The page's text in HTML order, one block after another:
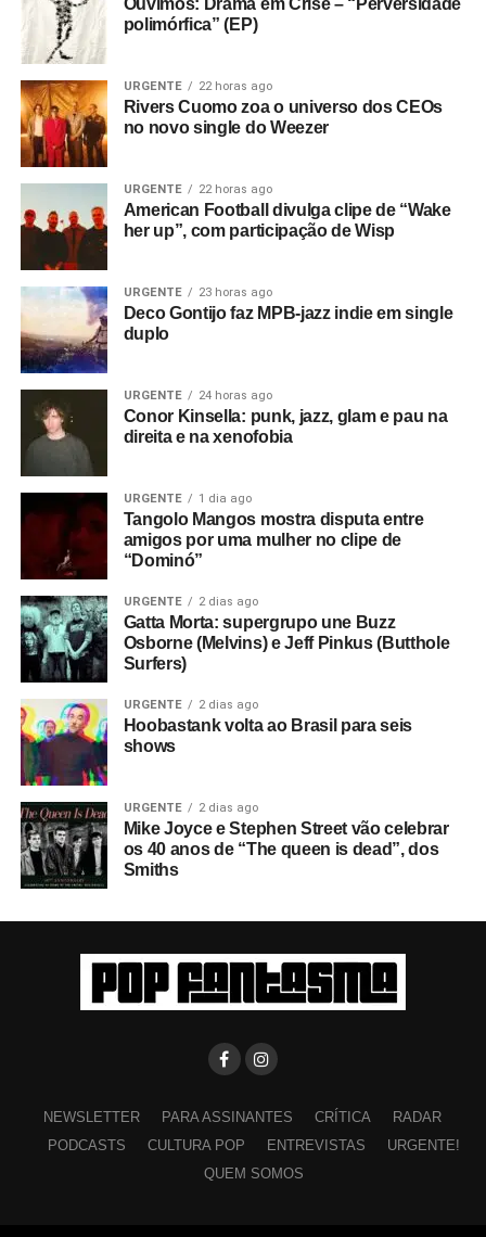
Ouvimos: Drama em Crise – “Perversidade
polimórfica” (EP)
URGENTE 22 horas ago
Rivers Cuomo zoa o universo dos CEOs
no novo single do Weezer
URGENTE 22 horas ago
American Football divulga clipe de “Wake
her up”, com participação de Wisp
URGENTE 23 horas ago
Deco Gontijo faz MPB-jazz indie em single
duplo
URGENTE 24 horas ago
Conor Kinsella: punk, jazz, glam e pau na
direita e na xenofobia
URGENTE 1 dia ago
Tangolo Mangos mostra disputa entre
amigos por uma mulher no clipe de
“Dominó”
URGENTE 2 dias ago
Gatta Morta: supergrupo une Buzz
Osborne (Melvins) e Jeff Pinkus (Butthole
Surfers)
URGENTE 2 dias ago
Hoobastank volta ao Brasil para seis
shows
URGENTE 2 dias ago
Mike Joyce e Stephen Street vão celebrar
os 40 anos de “The queen is dead”, dos
Smiths
NEWSLETTER PARA ASSINANTES CRÍTICA
RADAR
PODCASTS
CULTURA POP ENTREVISTAS
URGENTE!
QUEM SOMOS